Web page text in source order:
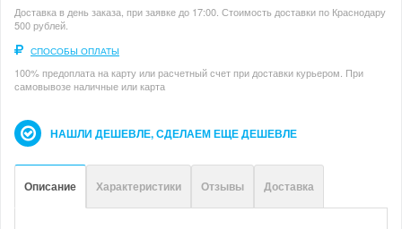
Доставка в день заказа, при заявке до 17:00. Стоимость доставки по Краснодару
500 рублей.
СПОСОБЫ ОПЛАТЫ
100% предоплата на карту или расчетный счет при доставки курьером. При
самовывозе наличные или карта
НАШЛИ ДЕШЕВЛЕ, СДЕЛАЕМ ЕЩЕ ДЕШЕВЛЕ
Описание Характеристики Отзывы Доставка